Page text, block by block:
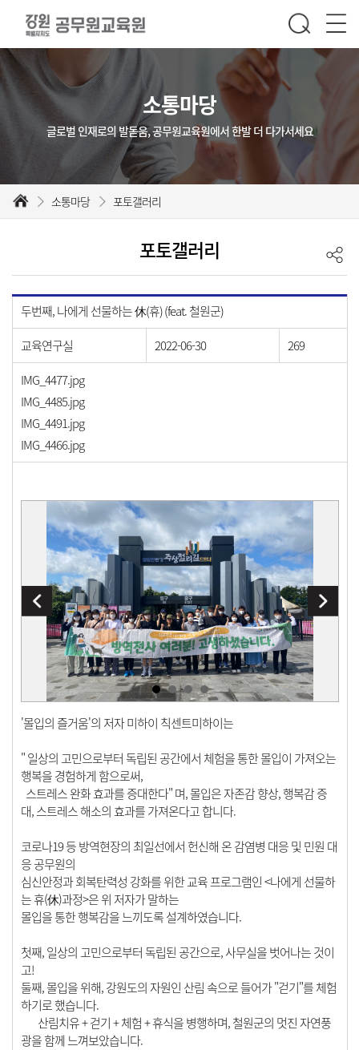
소통마당
글로벌 인재로의 발돋움, 공무원교육원에서 한발 더 다가서세요
소통마당 포토갤러리
포토갤러리
두번째, 나에게 선물하는 休(휴) (feat. 철원군)
교육연구실
2022-06-30
269
IMG_4477.jpg
IMG_4485.jpg
IMG_4491.jpg
IMG_4466.jpg
'몰입의 즐거움'의 저자 미하이 칙센트미하이는
" 일상의 고민으로부터 독립된 공간에서 체험을 통한 몰입이 가져오는
행복을 경험하게 함으로써,
스트레스 완화 효과를 증대한다" 며, 몰입은 자존감 향상, 행복감 증
대, 스트레스 해소의 효과를 가져온다고 합니다.
코로나19 등 방역현장의 최일선에서 헌신해 온 감염병 대응 및 민원 대
응 공무원의
심신안정과 회복탄력성 강화를 위한 교육 프로그램인 <나에게 선물하
는 휴(休)과정>은 위 저자가 말하는
몰입을 통한 행복감을 느끼도록 설계하였습니다.
첫째, 일상의 고민으로부터 독립된 공간으로, 사무실을 벗어나는 것이
고!
둘째, 몰입을 위해, 강원도의 자원인 산림 속으로 들어가 "걷기"를 체험
하기로 했습니다.
산림치유 + 걷기 + 체험 + 휴식을 병행하며, 철원군의 멋진 자연풍
광을 함께 느껴보았습니다.